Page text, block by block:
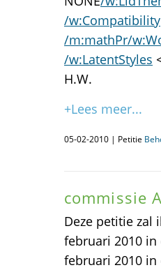
/w:Compatibility
/m:mathPr/
/w:LatentStyles
H.W.
+Lees meer...
05-02-2010 | Petitie
commissie
Deze petitie zal
februari 2010 in
februari 2010 in